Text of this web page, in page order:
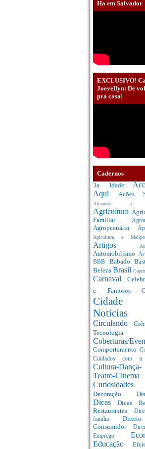
Ha em Salvador
EXCLUSIVO!
Joevellyn: De
pra casa!
Cadernos
3a. Idade
Aqui Acões
Afinando a
Agricultura
Familiar
Agropecuária
Apicultura e
Artigos
Automobilismo
BBB Babado
Beleza Brasil
Carnaval
e Famosos
Notícias
Circulando
Tecnologia
Coberturas/
Comportamento
Cuidados com a
Cultura-Dança-
Teatro-Cinema
Curiosidades
Decoração
DicasDicas
Restaurantes
família
Consumidor
Emprego
Educação